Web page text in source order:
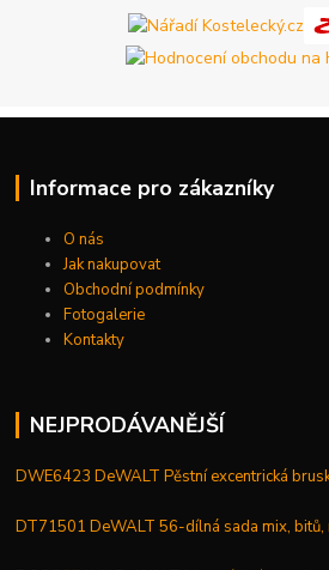
Informace pro zákazníky
O nás
Jak nakupovat
Obchodní podmínky
Fotogalerie
Kontakty
NEJPRODÁVANĚJŠÍ
DWE6423 DeWALT Pěstní excentrická
DT71501 DeWALT 56-dílná sada mix, bitů,